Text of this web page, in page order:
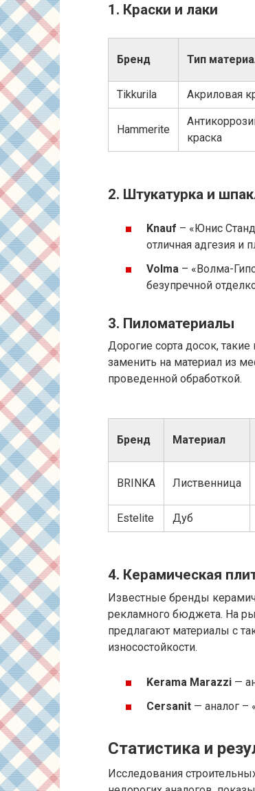
1. Краски и лаки
Бренд Тип
Tikkurila Акриловая
Hammerite
краска
2. Штукатурка и
Knauf – «Юнис
отличная адгезия и
Volma – «Волма-
безупречной
3. Пиломатериалы
Дорогие сорта досок,
заменить на материал из
проведенной обработкой.
Бренд Материал
BRINKA Лиственница
Estelite Дуб
4. Керамическая
Известные бренды
рекламного бюджета. На
предлагают материалы с
износостойкости.
Kerama Marazzi —
Cersanit — аналог –
Статистика и
Исследования